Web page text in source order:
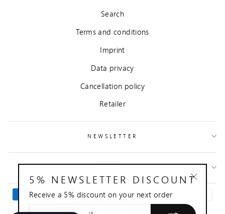
Search
Terms and conditions
Imprint
Data privacy
Cancellation policy
Retailer
NEWSLETTER
CONTACT
5% NEWSLETTER DISCOUNT
Receive a 5% discount on your next order